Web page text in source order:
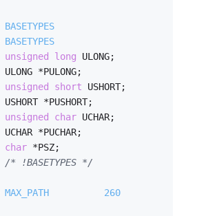
BASETYPES
BASETYPES
unsigned long ULONG;
ULONG *PULONG;
unsigned short USHORT;
USHORT *PUSHORT;
unsigned char UCHAR;
UCHAR *PUCHAR;
char *PSZ;
/* !BASETYPES */
MAX_PATH          260